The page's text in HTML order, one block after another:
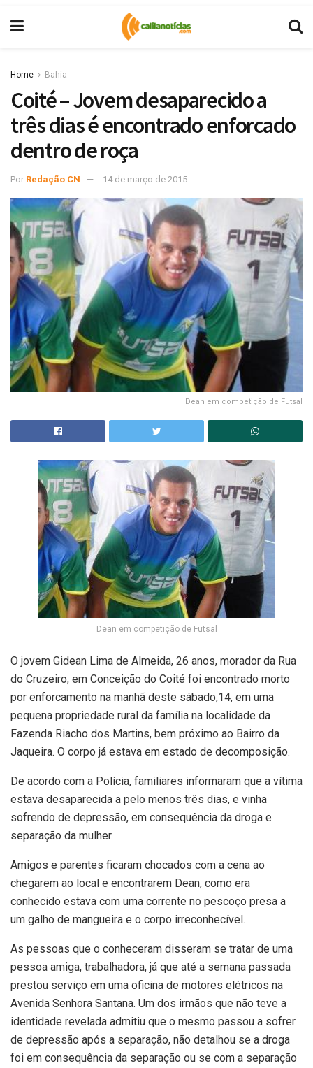
Home Bahia
Coité – Jovem desaparecido a
três dias é encontrado enforcado
dentro de roça
Por Redação CN 14 de março de 2015
Dean em competição de Futsal
Dean em competição de Futsal
O jovem Gidean Lima de Almeida, 26 anos, morador da Rua
do Cruzeiro, em Conceição do Coité foi encontrado morto
por enforcamento na manhã deste sábado,14, em uma
pequena propriedade rural da família na localidade da
Fazenda Riacho dos Martins, bem próximo ao Bairro da
Jaqueira. O corpo já estava em estado de decomposição.
De acordo com a Polícia, familiares informaram que a vítima
estava desaparecida a pelo menos três dias, e vinha
sofrendo de depressão, em consequência da droga e
separação da mulher.
Amigos e parentes ficaram chocados com a cena ao
chegarem ao local e encontrarem Dean, como era
conhecido estava com uma corrente no pescoço presa a
um galho de mangueira e o corpo irreconhecível.
As pessoas que o conheceram disseram se tratar de uma
pessoa amiga, trabalhadora, já que até a semana passada
prestou serviço em uma oficina de motores elétricos na
Avenida Senhora Santana. Um dos irmãos que não teve a
identidade revelada admitiu que o mesmo passou a sofrer
de depressão após a separação, não detalhou se a droga
foi em consequência da separação ou se com a separação